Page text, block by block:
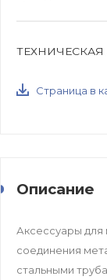
Страница в
Описание
Аксессуары для
соединения
стальными